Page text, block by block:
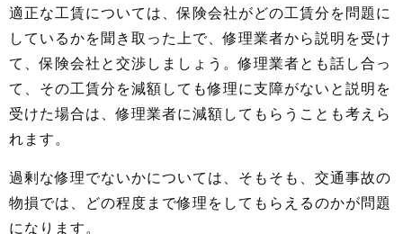
適正な工賃については、保険会社がどの工賃分を問題に
しているかを聞き取った上で、修理業者から説明を受け
て、保険会社と交渉しましょう。修理業者とも話し合っ
て、その工賃分を減額しても修理に支障がないと説明を
受けた場合は、修理業者に減額してもらうことも考えら
れます。
過剰な修理でないかについては、そもそも、交通事故の
物損では、どの程度まで修理をしてもらえるのかが問題
になります。